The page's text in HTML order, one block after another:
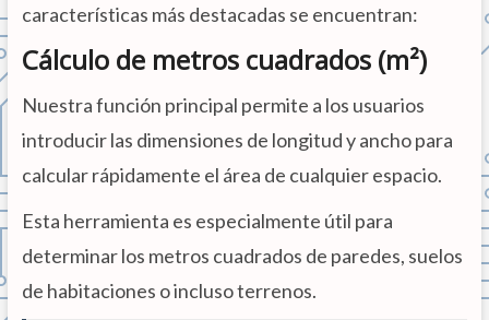
características más destacadas se encuentran:
Cálculo de metros cuadrados (m²)
Nuestra función principal permite a los usuarios
introducir las dimensiones de longitud y ancho para
calcular rápidamente el área de cualquier espacio.
Esta herramienta es especialmente útil para
determinar los metros cuadrados de paredes, suelos
de habitaciones o incluso terrenos.